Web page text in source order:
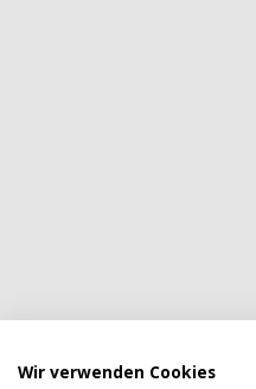
Wir verwenden Cookies